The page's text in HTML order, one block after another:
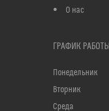
О нас
ГРАФИК РАБОТЫ
Понедельник
Вторник
Среда